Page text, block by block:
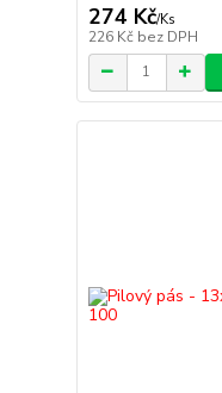
274 Kč/Ks
226 Kč bez DPH